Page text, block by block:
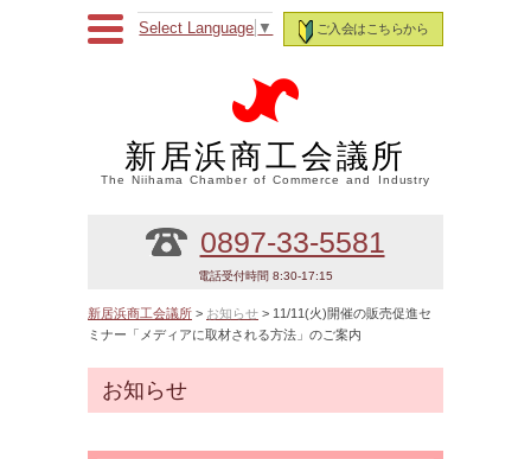
ご入会はこちらから
Select Language ▼
新居浜商工会議所
The Niihama Chamber of Commerce and Industry
0897-33-5581
電話受付時間 8:30-17:15
新居浜商工会議所 > お知らせ > 11/11(火)開催の販売促進セ
ミナー「メディアに取材される方法」のご案内
お知らせ